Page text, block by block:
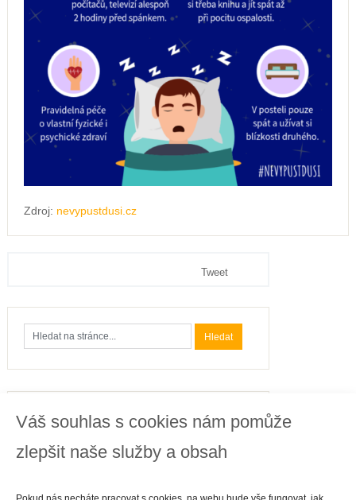
Váš souhlas s cookies nám pomůže
zlepšit naše služby a obsah
Pokud nás necháte pracovat s cookies, na webu bude vše fungovat, jak
Zdroj: nevypustdusi.cz
Tweet
Kategorie
Cestování